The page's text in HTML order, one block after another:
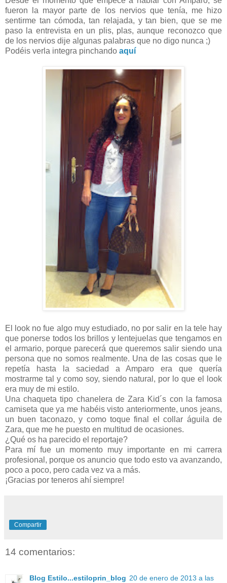
fueron la mayor parte de los nervios que tenía, me hizo
sentirme tan cómoda, tan relajada, y tan bien, que se me
paso la entrevista en un plis, plas, aunque reconozco que
de los nervios dije algunas palabras que no digo nunca ;)
Podéis verla integra pinchando aquí
El look no fue algo muy estudiado, no por salir en la tele hay
que ponerse todos los brillos y lentejuelas que tengamos en
el armario, porque parecerá que queremos salir siendo una
persona que no somos realmente. Una de las cosas que le
repetía hasta la saciedad a Amparo era que quería
mostrarme tal y como soy, siendo natural, por lo que el look
era muy de mi estilo.
Una chaqueta tipo chanelera de Zara Kid´s con la famosa
camiseta que ya me habéis visto anteriormente, unos jeans,
un buen taconazo, y como toque final el collar águila de
Zara, que me he puesto en multitud de ocasiones.
¿Qué os ha parecido el reportaje?
Para mí fue un momento muy importante en mi carrera
profesional, porque os anuncio que todo esto va avanzando,
poco a poco, pero cada vez va a más.
¡Gracias por teneros ahí siempre!
Compartir
14 comentarios:
Blog Estilo...estiloprin_blog 20 de enero de 2013 a las